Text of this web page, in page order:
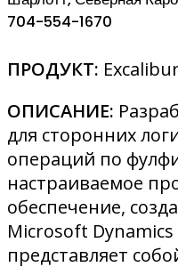
704-554-1670
ПРОДУКТ:
ОПИСАНИЕ:
для сторонних
операций по
настраиваемое
обеспечение,
Microsoft
представляет